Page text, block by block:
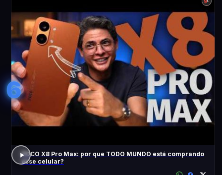
6
POCO X8 Pro Max: por que TODO MUNDO está comprando
esse celular?